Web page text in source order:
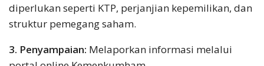
diperlukan seperti KTP, perjanjian kepemilikan, dan
struktur pemegang saham.
3. Penyampaian: Melaporkan informasi melalui